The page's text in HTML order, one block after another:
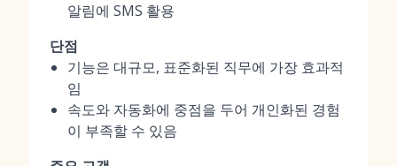
알림에 SMS 활용
단점
기능은 대규모, 표준화된 직무에 가장 효과적
임
속도와 자동화에 중점을 두어 개인화된 경험
이 부족할 수 있음